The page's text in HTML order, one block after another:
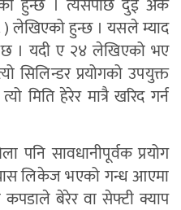
हुन्छ । त्यसपछि दुई अंक
लेखिएको हुन्छ । यसले म्याद
। यदी ए २४ लेखिएको भए
सिलिन्डर प्रयोगको उपयुक्त
मिति हेरेर मात्रै खरिद गर्न
पनि सावधानीपूर्वक प्रयोग
लिकेज भएको गन्ध आएमा
बेरेर वा सेफ्टी क्याप